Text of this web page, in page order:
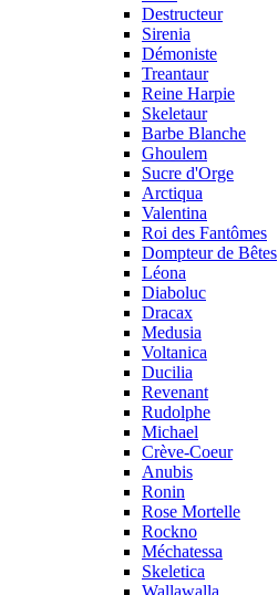
Destructeur
Sirenia
Démoniste
Treantaur
Reine Harpie
Skeletaur
Barbe Blanche
Ghoulem
Sucre d'Orge
Arctiqua
Valentina
Roi des Fantômes
Dompteur de Bêtes
Léona
Diaboluc
Dracax
Medusia
Voltanica
Ducilia
Revenant
Rudolphe
Michael
Crève-Coeur
Anubis
Ronin
Rose Mortelle
Rockno
Méchatessa
Skeletica